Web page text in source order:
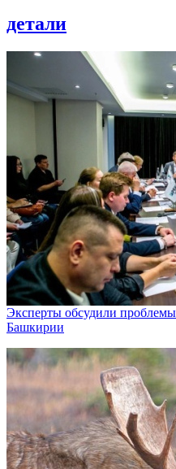
детали
Эксперты обсудили
Башкирии